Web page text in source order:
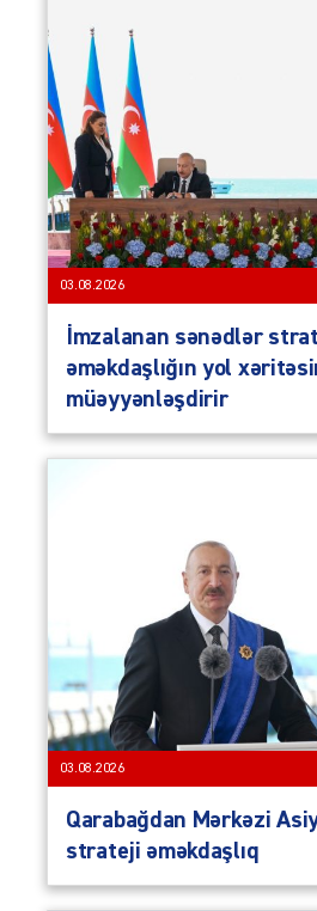
03.08.2026
İmzalanan sənədlər
əməkdaşlığın yol
müəyyənləşdirir
03.08.2026
Qarabağdan Mərkəzi
strateji əməkdaşlıq